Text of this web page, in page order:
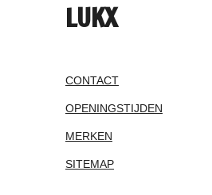
LUKX
CONTACT
OPENINGSTIJDEN
MERKEN
SITEMAP